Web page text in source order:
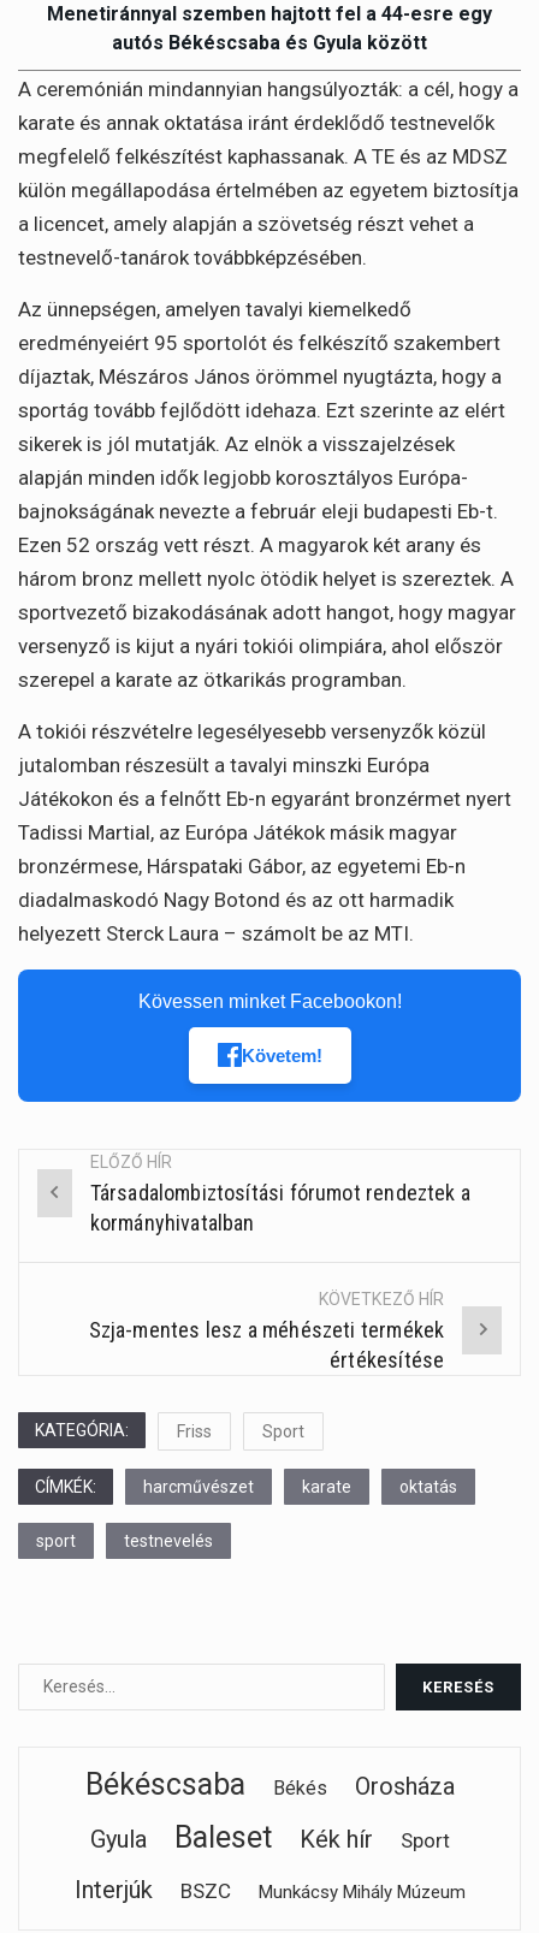
Menetiránnyal szemben hajtott fel a 44-esre egy
autós Békéscsaba és Gyula között
A ceremónián mindannyian hangsúlyozták: a cél, hogy a
karate és annak oktatása iránt érdeklődő testnevelők
megfelelő felkészítést kaphassanak. A TE és az MDSZ
külön megállapodása értelmében az egyetem biztosítja
a licencet, amely alapján a szövetség részt vehet a
testnevelő-tanárok továbbképzésében.
Az ünnepségen, amelyen tavalyi kiemelkedő
eredményeiért 95 sportolót és felkészítő szakembert
díjaztak, Mészáros János örömmel nyugtázta, hogy a
sportág tovább fejlődött idehaza. Ezt szerinte az elért
sikerek is jól mutatják. Az elnök a visszajelzések
alapján minden idők legjobb korosztályos Európa-
bajnokságának nevezte a február eleji budapesti Eb-t.
Ezen 52 ország vett részt. A magyarok két arany és
három bronz mellett nyolc ötödik helyet is szereztek. A
sportvezető bizakodásának adott hangot, hogy magyar
versenyző is kijut a nyári tokiói olimpiára, ahol először
szerepel a karate az ötkarikás programban.
A tokiói részvételre legesélyesebb versenyzők közül
jutalomban részesült a tavalyi minszki Európa
Játékokon és a felnőtt Eb-n egyaránt bronzérmet nyert
Tadissi Martial, az Európa Játékok másik magyar
bronzérmese, Hárspataki Gábor, az egyetemi Eb-n
diadalmaskodó Nagy Botond és az ott harmadik
helyezett Sterck Laura – számolt be az MTI.
Kövessen minket Facebookon!
Követem!
Post
navigation
ELŐZŐ HÍR
Társadalombiztosítási fórumot rendeztek a
kormányhivatalban
KÖVETKEZŐ HÍR
Szja-mentes lesz a méhészeti termékek
értékesítése
KATEGÓRIA: Friss Sport
CÍMKÉK: harcművészet karate oktatás
sport testnevelés
Békéscsaba Békés
Orosháza
Gyula
Baleset Kék hír Sport
Interjúk BSZC Munkácsy Mihály Múzeum